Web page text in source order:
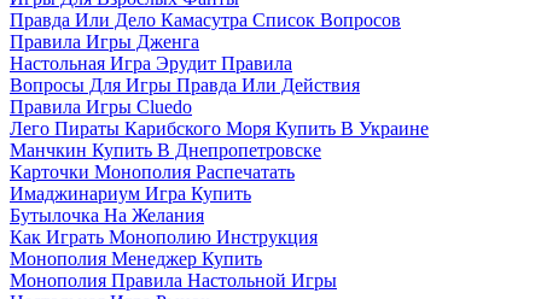
Правда Или Дело Камасутра Список Вопросов
Правила Игры Дженга
Настольная Игра Эрудит Правила
Вопросы Для Игры Правда Или Действия
Правила Игры Cluedo
Лего Пираты Карибского Моря Купить В Украине
Манчкин Купить В Днепропетровске
Карточки Монополия Распечатать
Имаджинариум Игра Купить
Бутылочка На Желания
Как Играть Монополию Инструкция
Монополия Менеджер Купить
Монополия Правила Настольной Игры